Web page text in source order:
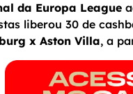
da Europa League
liberou 30 de
x Aston Villa, a